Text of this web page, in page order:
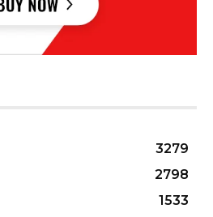
3279
2798
1533